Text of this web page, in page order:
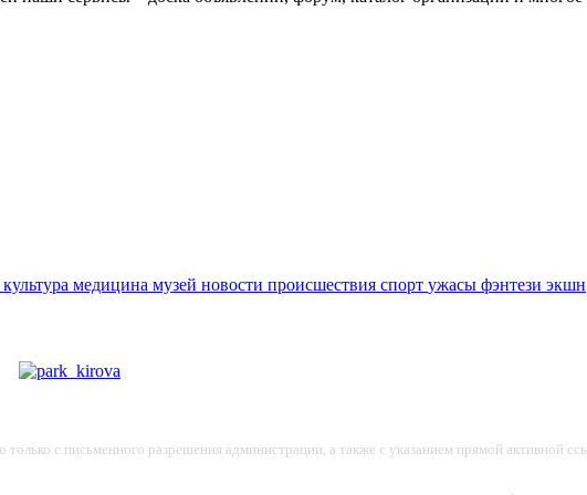
культура медицина музей новости происшествия спорт ужасы фэнтези экшн
с письменного разрешения администрации, а также с указанием прямой активной